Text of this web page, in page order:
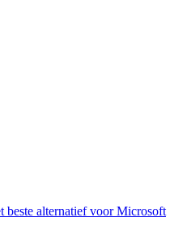
alternatief voor Microsoft